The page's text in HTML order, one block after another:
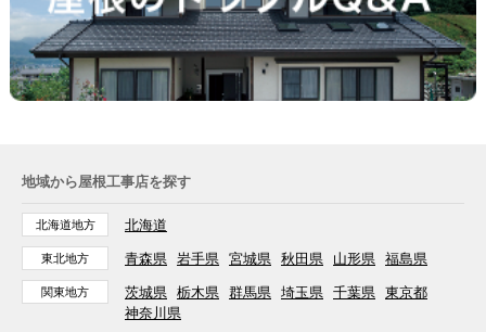
地域から屋根工事店を探す
北海道地方 北海道
東北地方 青森県 岩手県 宮城県 秋田県 山形県 福島県
関東地方 茨城県 栃木県 群馬県 埼玉県 千葉県 東京都
神奈川県